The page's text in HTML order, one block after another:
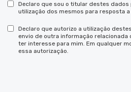
Declaro que sou o titular destes dados
utilização dos mesmos para resposta
Declaro que autorizo a utilização
envio de outra informação relacionada
ter interesse para mim. Em qualquer
essa autorização.